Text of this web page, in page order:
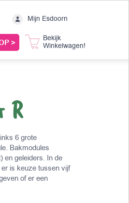
Mijn Esdoorn
>
Bekijk
Winkelwagen!
R
6 grote
Bakmodules
en geleiders. In de
is keuze tussen vijf
of er een